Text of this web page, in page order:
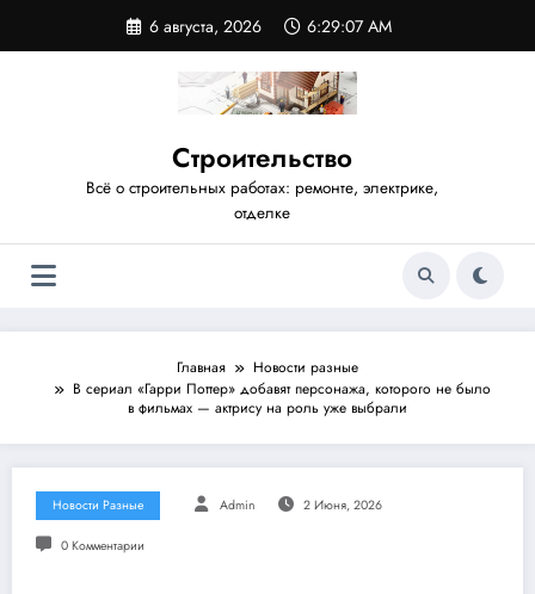
содержимому
6 августа, 2026 6:29:08 AM
Строительство
Всё о строительных работах: ремонте, электрике,
отделке
Главная
Новости разные
В сериал «Гарри Поттер» добавят персонажа, которого не было
в фильмах — актрису на роль уже выбрали
Новости Разные Admin 2 Июня, 2026
0 Комментарии